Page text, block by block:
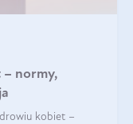
– normy,
kobiet –